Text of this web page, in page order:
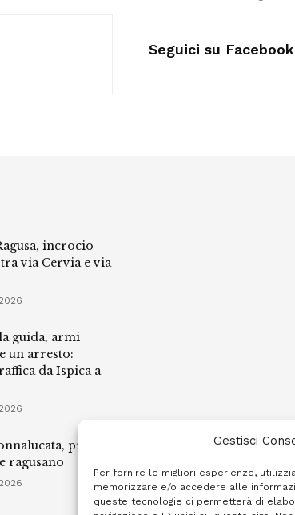
Gestisci
Per fornire le migliori esperienze,
memorizzare e/o accedere alle
queste tecnologie ci permetterà di
Seguici su Facebook
incrocio
via Cervia e via
guida, armi
un arresto:
da Ispica a
preso
ragusano